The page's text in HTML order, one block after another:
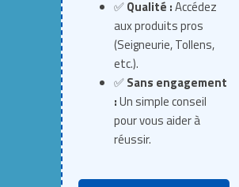
✅Qualité :Accédez
aux produits pros
(Seigneurie, Tollens,
etc.).
✅Sans engagement
:Un simple conseil
pour vous aider à
réussir.